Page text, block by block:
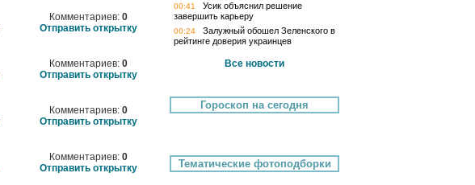
Комментариев: 0
Отправить открытку
Комментариев: 0
Отправить открытку
Комментариев: 0
Отправить открытку
Комментариев: 0
Отправить открытку
00:41
Усик объяснил решение
завершить карьеру
00:24
Залужный обошел Зеленского в
рейтинге доверия украинцев
Все новости
Гороскоп на сегодня
Тематические фотоподборки